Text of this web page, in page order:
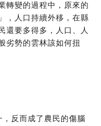
轉變的過程中，原來的
，人口持續外移，在縣
還要多得多，人口、人
劣勢的雲林該如何扭
反而成了農民的傷腦